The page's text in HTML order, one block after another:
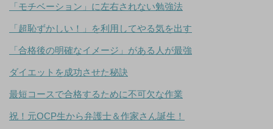
「モチベーション」に左右されない勉強法
「超恥ずかしい！」を利用してやる気を出す
「合格後の明確なイメージ」がある人が最強
ダイエットを成功させた秘訣
最短コースで合格するために不可欠な作業
祝！元OCP生から弁護士＆作家さん誕生！